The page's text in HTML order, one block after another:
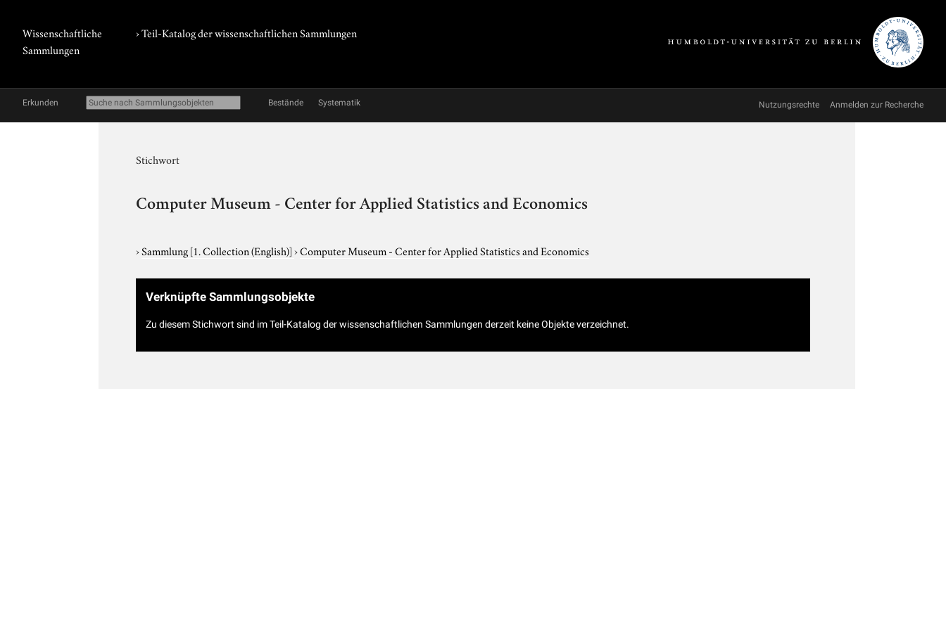
Wissenschaftliche
Sammlungen
› Teil-Katalog der wissenschaftlichen Sammlungen
Erkunden Bestände Systematik Nutzungsrechte Anmelden zur Recherche
Stichwort
Computer Museum - Center for Applied Statistics and Economics
›Sammlung[1. Collection (English)]›Computer Museum - Center for Applied Statistics and Economics
Verknüpfte Sammlungsobjekte
Zu diesem Stichwort sind im Teil-Katalog der wissenschaftlichen Sammlungen derzeit keine Objekte verzeichnet.